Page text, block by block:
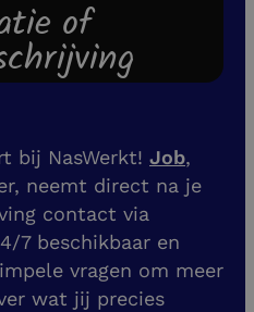
of
bij NasWerkt! Job,
neemt direct na je
contact via
7 beschikbaar en
vragen om meer
wat jij precies